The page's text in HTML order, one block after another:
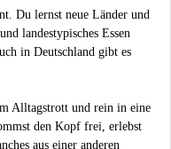
Du lernst neue Länder und
landestypisches Essen
in Deutschland gibt es
Alltagstrott und rein in eine
den Kopf frei, erlebst
aus einer anderen